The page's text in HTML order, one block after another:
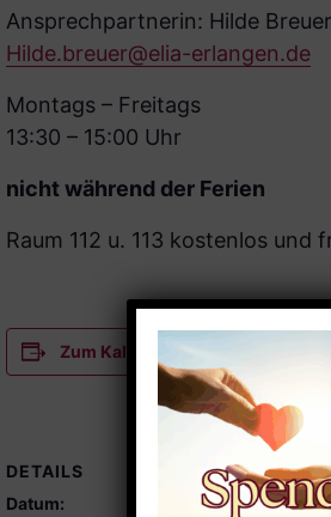
Ansprechpartnerin: Hilde Breuer
Hilde.breuer@elia-erlangen.de
Montags – Freitags
13:30 – 15:00 Uhr
nicht während der Ferien
Raum 112 u. 113 kostenlos und
Zum Kalender hinzufügen
DETAILS
Datum: